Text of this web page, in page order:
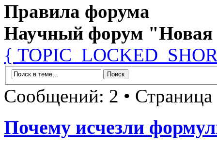
Правила форума
Научный форум "Новая
{
Сообщений: 2 • Страница
Почему исчезли